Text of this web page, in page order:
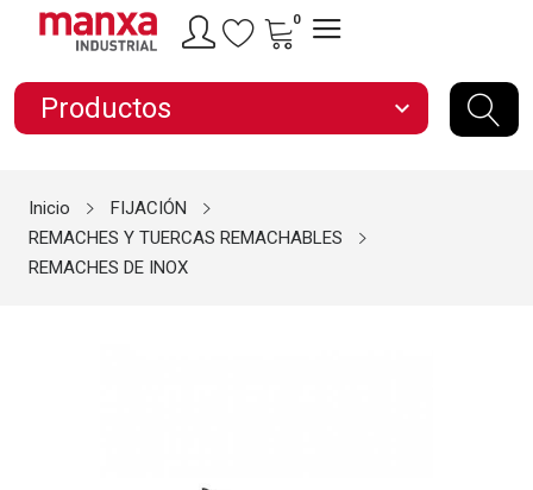
0
Productos expand_more
Inicio
FIJACIÓN
REMACHES Y TUERCAS REMACHABLES
REMACHES DE INOX